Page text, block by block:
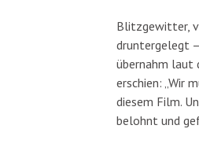
Blitzgewitter,
druntergelegt –
übernahm laut
erschien: „Wir
diesem Film.
belohnt und